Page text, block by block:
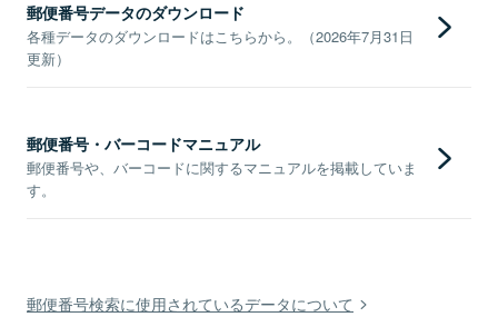
郵便番号データのダウンロード
各種データのダウンロードはこちらから。（2026年7月31日
更新）
郵便番号・バーコードマニュアル
郵便番号や、バーコードに関するマニュアルを掲載していま
す。
郵便番号検索に使用されているデータについて